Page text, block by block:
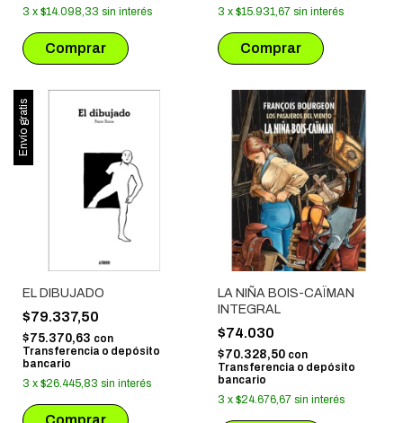
3 x $14.098,33 sin interés
3 x $15.931,67 sin interés
Envío gratis
EL DIBUJADO
$79.337,50
$75.370,63 con
Transferencia o depósito
bancario
3 x $26.445,83 sin interés
LA NIÑA BOIS-CAÏMAN
INTEGRAL
$74.030
$70.328,50 con
Transferencia o depósito
bancario
3 x $24.676,67 sin interés